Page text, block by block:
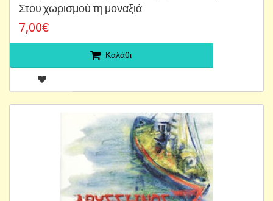
Στου χωρισμού τη μοναξιά
7,00€
Καλάθι